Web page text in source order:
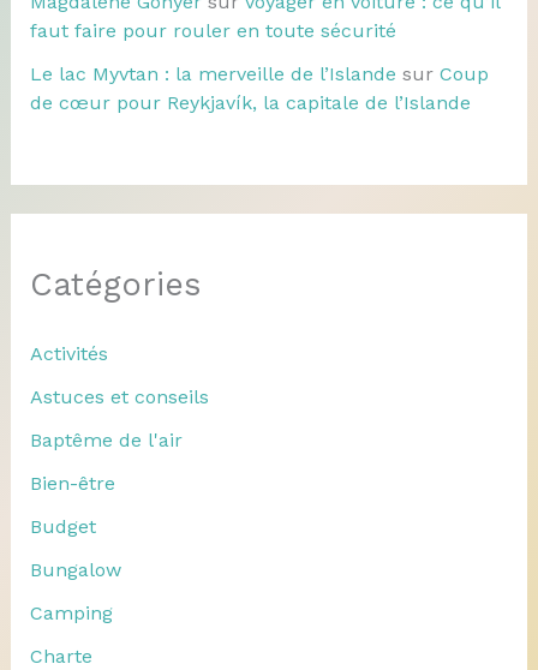
faut faire pour rouler en toute sécurité
Le lac Myvtan : la merveille de l’Islande sur Coup
de cœur pour Reykjavík, la capitale de l’Islande
Catégories
Activités
Astuces et conseils
Baptême de l'air
Bien-être
Budget
Bungalow
Camping
Charte